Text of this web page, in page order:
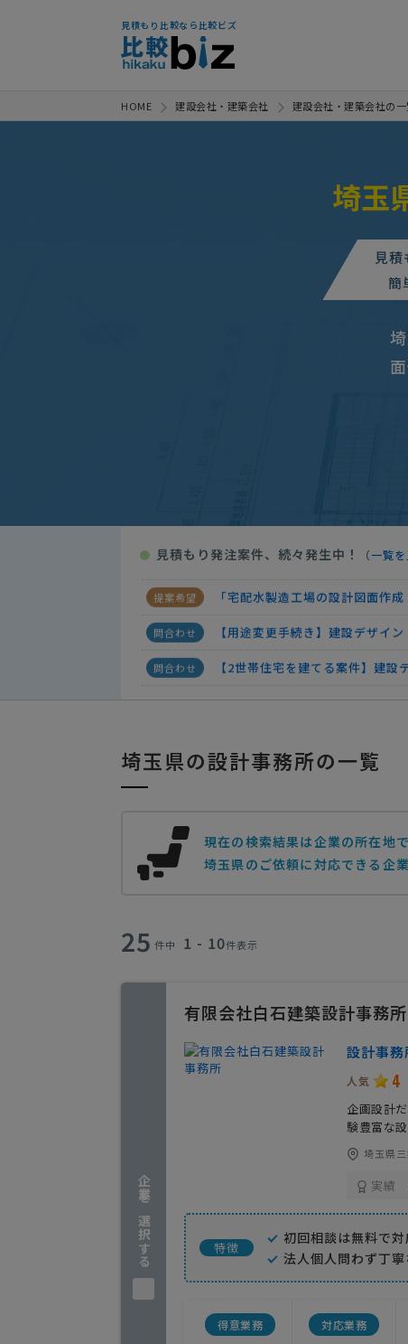
見積もり比較なら比較ビズ
HOME 建設会社・建築会社 建設会社・建築会社の
埼玉
見
簡
● 見積もり発注案件、続々発生中！ （一覧を
【用途変更手続き】建設デザイン
【設計～申請～工事監理(完了検
【中古一軒家を購入し住居兼店
建設デザイン・設計の見積り
「間取り図の作成」の見積り
「宅配水製造工場の設計図面作
【用途変更手続き】建設デザイ
【2世帯住宅を建てる案件】建設
建設デザイン・設計の見積り
【設計～申請～工事監理(完了検
埼玉県の設計事務所の一覧
現在の検索結果は企業の所在地
埼玉県のご依頼に対応できる企
25 件中 1 - 10件表示
企業を選択する
有限会社白石建築設計事務所
設計事務
人気 4
企画設計
験豊富な設
埼玉県
実績
特徴
初回相談は無料で
法人個人問わず丁
得意業務
対応業務